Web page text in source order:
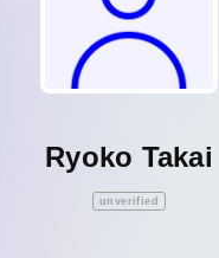
Ryoko Takai
unverified